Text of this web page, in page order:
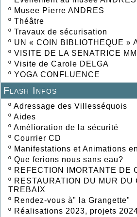
º Musee Pierre ANDRES
º Théâtre
º Travaux de sécurisation
º UN « COIN BIBLIOTHEQUE »
º VISITE DE LA SENATRICE
º Visite de Carole DELGA
º YOGA CONFLUENCE
Flash Infos
º Adressage des Villesséquois
º Aides
º Amélioration de la sécurité
º Courrier CD
º Manifestations et Animations
º Que ferions nous sans eau?
º REFECTION IMORTANTE DE
º RESTAURATION DU MUR DU
TREBAIX
º Rendez-vous à" la Grangette"
º Réalisations 2023, projets